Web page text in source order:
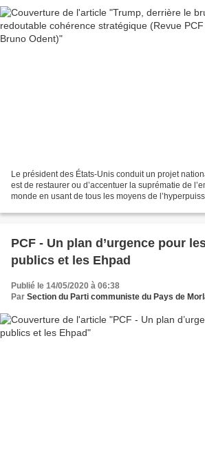
Le président des États-Unis conduit un projet
est de restaurer ou d’accentuer la suprématie de
monde en usant de tous les moyens de
PCF - Un plan d’urgence pour
publics et les Ehpad
Publié le 14/05/2020 à 06:38
Par Section du Parti communiste du Pays de